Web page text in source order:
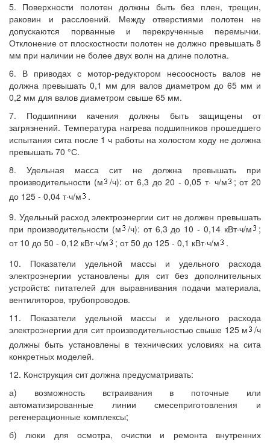
5. Поверхности полотен должны быть без плен, трещин,
раковин и расслоений. Между отверстиями полотен не
допускаются порванные и перекрученные перемычки.
Отклонение от плоскостности полотен не должно превышать 8
мм при наличии не более двух волн на длине полотна.
6. В приводах с мотор-редуктором несоосность валов не
должна превышать 0,1 мм для валов диаметром до 65 мм и
0,2 мм для валов диаметром свыше 65 мм.
7. Подшипники качения должны быть защищены от
загрязнений. Температура нагрева подшипников прошедшего
испытания сита после 1 ч работы на холостом ходу не должна
превышать 70 °С.
8. Удельная масса сит не должна превышать при
производительности (м /ч): от 6,3 до 20 - 0,05 т· ч/м
; от 20
до 125 - 0,04 т·ч/м
.
9. Удельный расход электроэнергии сит не должен превышать
при производительности (м /ч): от 6,3 до 10 - 0,14 кВт·ч/м
;
от 10 до 50 - 0,12 кВт·ч/м
; от 50 до 125 - 0,1 кВт·ч/м
.
10. Показатели удельной массы и удельного расхода
электроэнергии установлены для сит без дополнительных
устройств: питателей для выравнивания подачи материала,
вентиляторов, трубопроводов.
11. Показатели удельной массы и удельного расхода
электроэнергии для сит производительностью свыше 125 м /ч
должны быть установлены в технических условиях на сита
конкретных моделей.
12. Конструкция сит должна предусматривать:
а) возможность встраивания в поточные или
автоматизированные линии смесеприготовления и
регенерационные комплексы;
б) люки для осмотра, очистки и ремонта внутренних